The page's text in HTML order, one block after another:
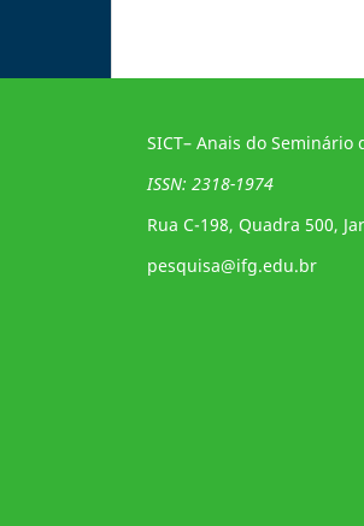
SICT– Anais do
ISSN: 2318-1974
Rua C-198, Quadra 500,
pesquisa@ifg.edu.br